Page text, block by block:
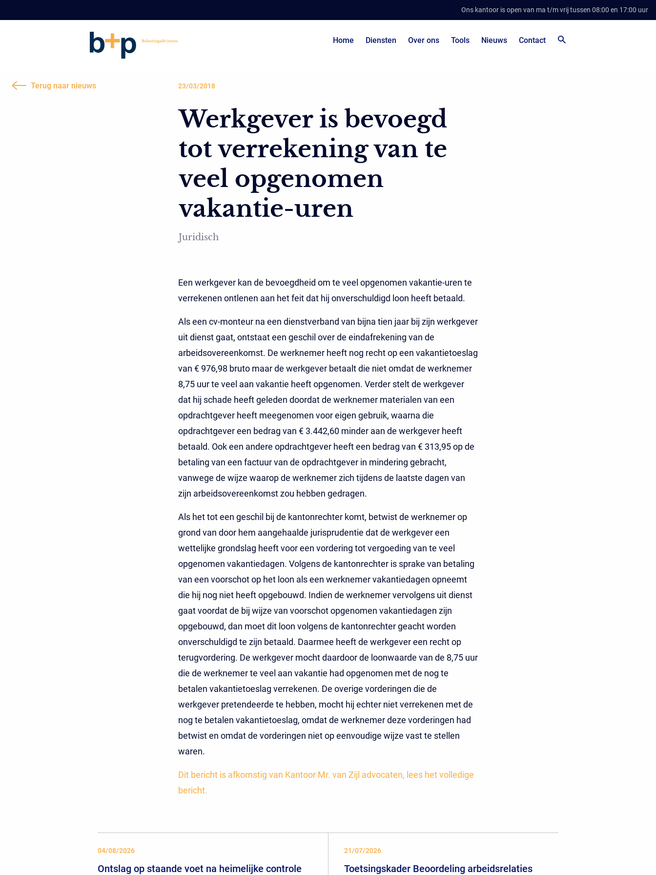
Ons kantoor is open van ma t/m vrij tussen 08:00 en 17:00 uur
Home Diensten Over ons Tools Nieuws Contact
Terug naar nieuws 23/03/2018
Werkgever is bevoegd
tot verrekening van te
veel opgenomen
vakantie-uren
Juridisch
Een werkgever kan de bevoegdheid om te veel opgenomen vakantie-uren te
verrekenen ontlenen aan het feit dat hij onverschuldigd loon heeft betaald.
Als een cv-monteur na een dienstverband van bijna tien jaar bij zijn werkgever
uit dienst gaat, ontstaat een geschil over de eindafrekening van de
arbeidsovereenkomst. De werknemer heeft nog recht op een vakantietoeslag
van € 976,98 bruto maar de werkgever betaalt die niet omdat de werknemer
8,75 uur te veel aan vakantie heeft opgenomen. Verder stelt de werkgever
dat hij schade heeft geleden doordat de werknemer materialen van een
opdrachtgever heeft meegenomen voor eigen gebruik, waarna die
opdrachtgever een bedrag van € 3.442,60 minder aan de werkgever heeft
betaald. Ook een andere opdrachtgever heeft een bedrag van € 313,95 op de
betaling van een factuur van de opdrachtgever in mindering gebracht,
vanwege de wijze waarop de werknemer zich tijdens de laatste dagen van
zijn arbeidsovereenkomst zou hebben gedragen.
Als het tot een geschil bij de kantonrechter komt, betwist de werknemer op
grond van door hem aangehaalde jurisprudentie dat de werkgever een
wettelijke grondslag heeft voor een vordering tot vergoeding van te veel
opgenomen vakantiedagen. Volgens de kantonrechter is sprake van betaling
van een voorschot op het loon als een werknemer vakantiedagen opneemt
die hij nog niet heeft opgebouwd. Indien de werknemer vervolgens uit dienst
gaat voordat de bij wijze van voorschot opgenomen vakantiedagen zijn
opgebouwd, dan moet dit loon volgens de kantonrechter geacht worden
onverschuldigd te zijn betaald. Daarmee heeft de werkgever een recht op
terugvordering. De werkgever mocht daardoor de loonwaarde van de 8,75 uur
die de werknemer te veel aan vakantie had opgenomen met de nog te
betalen vakantietoeslag verrekenen. De overige vorderingen die de
werkgever pretendeerde te hebben, mocht hij echter niet verrekenen met de
nog te betalen vakantietoeslag, omdat de werknemer deze vorderingen had
betwist en omdat de vorderingen niet op eenvoudige wijze vast te stellen
waren.
Dit bericht is afkomstig van Kantoor Mr. van Zijl advocaten, lees het volledige
bericht.
04/08/2026
Ontslag op staande voet na heimelijke controle
21/07/2026
Toetsingskader Beoordeling arbeidsrelaties